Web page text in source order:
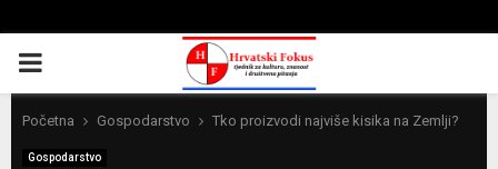
PRIMARY
MENU
Početna Gospodarstvo Tko proizvodi najviše kisika na Zemlji?
Gospodarstvo